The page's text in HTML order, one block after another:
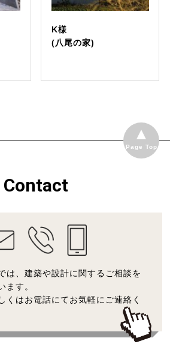
K様
(八尾の家)
Page Top
Contact
は、建築や設計に関するご相談を
ます。
くはお電話にてお気軽にご連絡く